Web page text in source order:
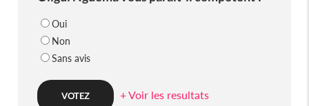
Oui
Non
Sans avis
+ Voir les resultats